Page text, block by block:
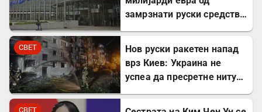
замрзнати руски средства
СВЕТ
Нов руски ракетен напад
врз Киев: Украина не
успеа да пресретне ниту
СВЕТ